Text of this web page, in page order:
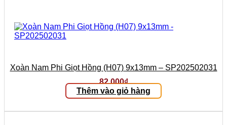
Xoàn Nam Phi Giọt Hồng (H07) 9x13mm – SP202502031
82.000₫
Thêm vào giỏ hàng